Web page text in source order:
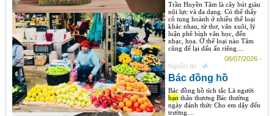
Trần Huyền Tâm là cây bút giàu
nội lực và đa dạng. Có thể thấy
cô tung hoành ở nhiều thể loại
khác nhau, từ thơ, văn xuôi, lý
luận phê bình văn học, đến
nhạc, họa. Ở thể loại nào Tâm
cũng để lại dấu ấn riêng....
08/07/2026 -
Nguồn tin : -/-
Bác đồng hồ
Bác đồng hồ tích tắc Là người
bạnthân thương Bác thường
ngày đánh thức Cho em dậy đến
trường....